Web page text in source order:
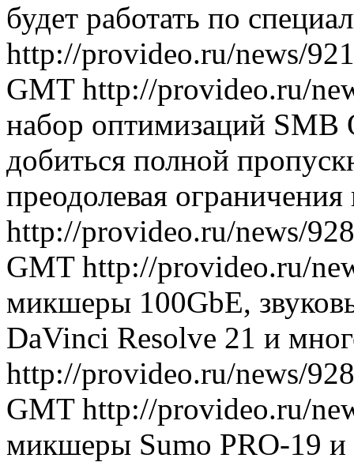
будет работать по
http://provideo.ru/news/
GMT http://provideo.ru/
набор оптимизаций SMB
добиться полной
преодолевая
http://provideo.ru/news/
GMT http://provideo.ru/
микшеры 100GbE,
DaVinci Resolve 21 и
http://provideo.ru/news/
GMT http://provideo.ru/
микшеры Sumo PRO-19 и